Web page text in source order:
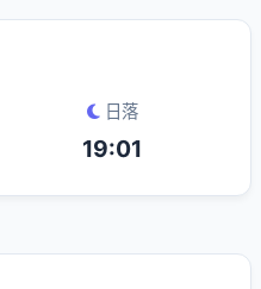
日落
19:01